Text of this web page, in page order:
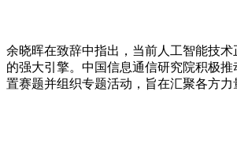
余晓晖在致辞中指出，当前人工智能技
的强大引擎。中国信息通信研究院积极
置赛题并组织专题活动，旨在汇聚各方